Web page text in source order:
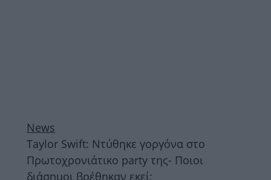
News
Taylor Swift: Ντύθηκε γοργόνα στο
Πρωτοχρονιάτικο party της- Ποιοι
διάσημοι βρέθηκαν εκεί;